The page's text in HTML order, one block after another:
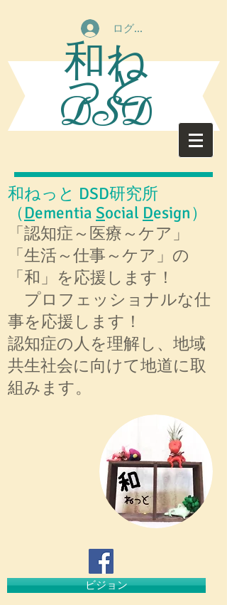
ログイン
和ね
っと
DSD
和ねっと DSD研究所
（Dementia Social Design）
「認知症～医療～ケア」
「生活～仕事～ケア」の
「和」を応援します！
プロフェッショナルな仕
事を応援します！
認知症の人を理解し、地域
共生社会に向けて地道に取
組みます。
ビジョン